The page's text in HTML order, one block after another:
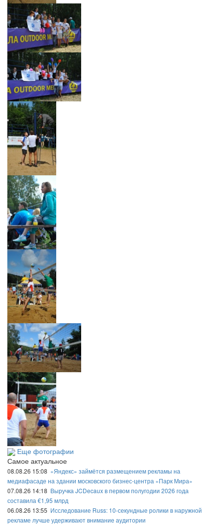
Еще фотографии
Самое актуальное
08.08.26 15:08 «Яндекс» займётся размещением рекламы на
медиафасаде на здании московского бизнес-центра «Парк Мира»
07.08.26 14:18 Выручка JCDecaux в первом полугодии 2026 года
составила €1,95 млрд
06.08.26 13:55 Исследование Russ: 10-секундные ролики в наружной
рекламе лучше удерживают внимание аудитории